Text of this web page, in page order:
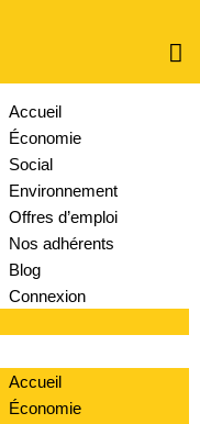
Accueil
Économie
Social
Environnement
Offres d’emploi
Nos adhérents
Blog
Connexion
Accueil
Économie